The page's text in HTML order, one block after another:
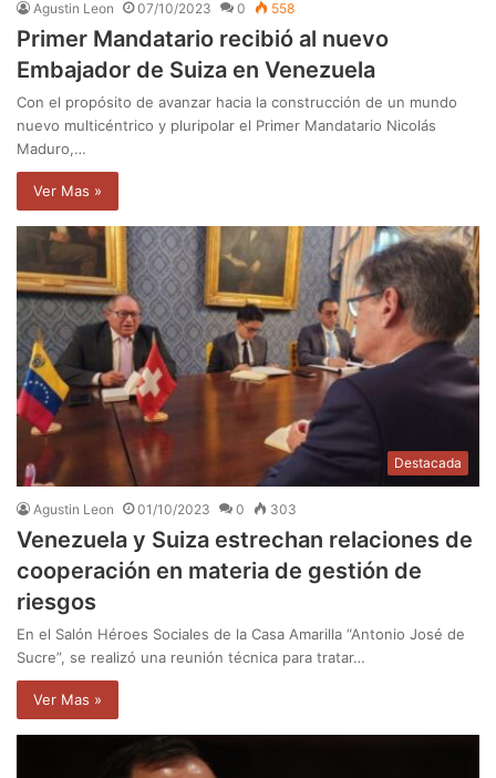
Agustin Leon 07/10/2023 0 558
Primer Mandatario recibió al nuevo
Embajador de Suiza en Venezuela
Con el propósito de avanzar hacia la construcción de un mundo
nuevo multicéntrico y pluripolar el Primer Mandatario Nicolás
Maduro,…
Ver Mas »
Destacada
Agustin Leon 01/10/2023 0 303
Venezuela y Suiza estrechan relaciones de
cooperación en materia de gestión de
riesgos
En el Salón Héroes Sociales de la Casa Amarilla “Antonio José de
Sucre”, se realizó una reunión técnica para tratar…
Ver Mas »